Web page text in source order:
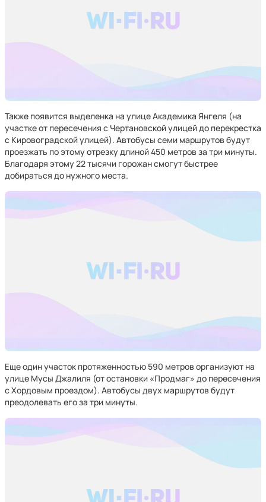
Также появится выделенка на улице Академика Янгеля (на
участке от пересечения с Чертановской улицей до перекрестка
с Кировоградской улицей). Автобусы семи маршрутов будут
проезжать по этому отрезку длиной 450 метров за три минуты.
Благодаря этому 22 тысячи горожан смогут быстрее
добираться до нужного места.
Еще один участок протяженностью 590 метров организуют на
улице Мусы Джалиля (от остановки «Продмаг» до пересечения
с Хордовым проездом). Автобусы двух маршрутов будут
преодолевать его за три минуты.